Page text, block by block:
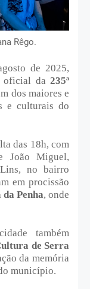
Rêgo.
de 2025,
oficial da 235ª
dos maiores e
e culturais do
das 18h, com
João Miguel,
no bairro
em procissão
Penha, onde
também
de Serra
da memória
município.